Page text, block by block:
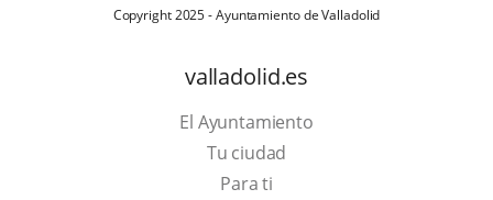
Copyright 2025 - Ayuntamiento de Valladolid
valladolid.es
El Ayuntamiento
Tu ciudad
Para ti